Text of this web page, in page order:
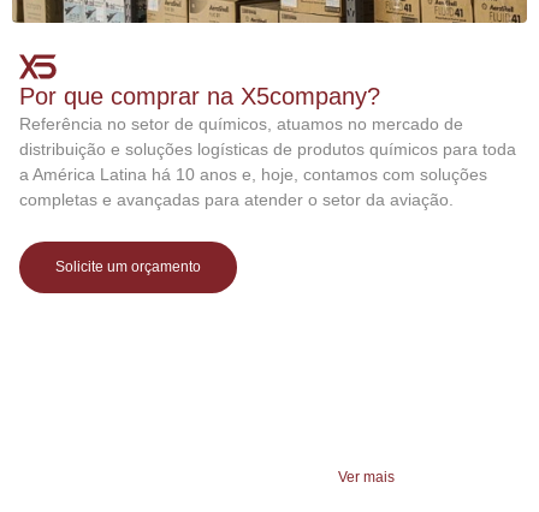
Por que comprar na X5company?
Referência no setor de químicos, atuamos no mercado de
distribuição e soluções logísticas de produtos químicos para toda
a América Latina há 10 anos e, hoje, contamos com soluções
completas e avançadas para atender o setor da aviação.
Solicite um orçamento
Ver mais